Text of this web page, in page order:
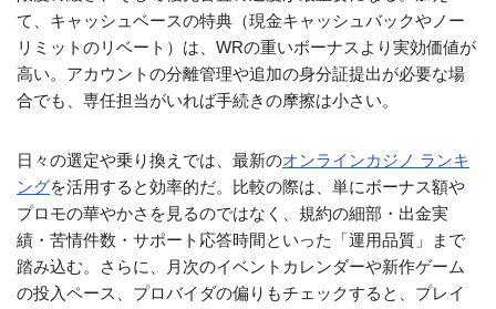
て、キャッシュベースの特典（現金キャッシュバックやノー
リミットのリベート）は、WRの重いボーナスより実効価値が
高い。アカウントの分離管理や追加の身分証提出が必要な場
合でも、専任担当がいれば手続きの摩擦は小さい。
日々の選定や乗り換えでは、最新のオンラインカジノ ランキ
ングを活用すると効率的だ。比較の際は、単にボーナス額や
プロモの華やかさを見るのではなく、規約の細部・出金実
績・苦情件数・サポート応答時間といった「運用品質」まで
踏み込む。さらに、月次のイベントカレンダーや新作ゲーム
の投入ペース、プロバイダの偏りもチェックすると、プレイ